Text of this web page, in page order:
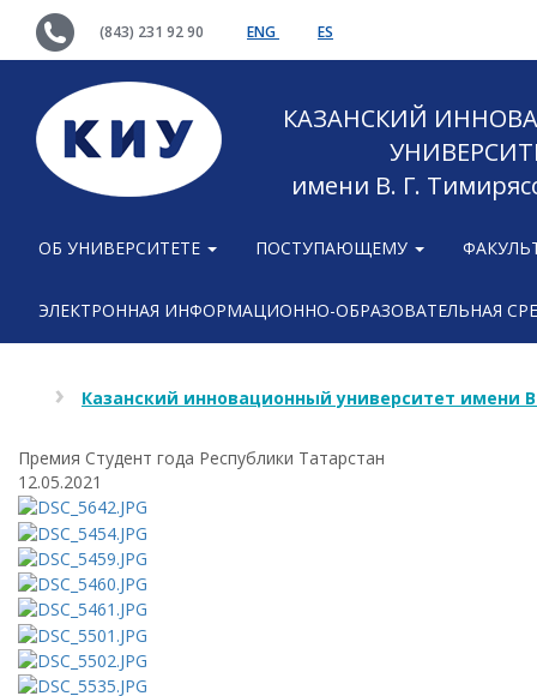
(843) 231 92 90 ENG ES
КАЗАНСКИЙ
имени В. Г.
ОБ УНИВЕРСИТЕТЕ ПОСТУПАЮЩЕМУ
ЭЛЕКТРОННАЯ ИНФОРМАЦИОННО-ОБРАЗОВАТЕЛЬНАЯ
Казанский инновационный университет имени
Премия Студент года Республики Татарстан
12.05.2021